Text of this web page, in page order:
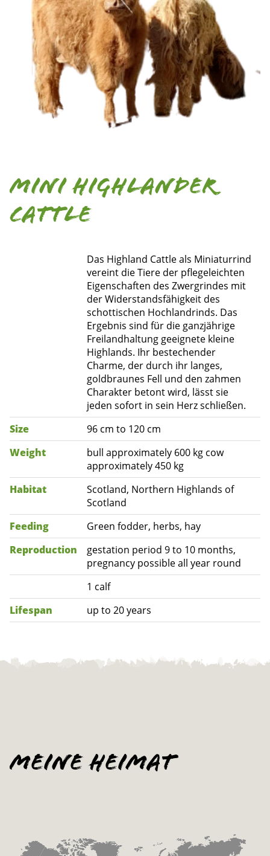
Mini Highlander
cattle
Das Highland Cattle als Miniaturrind
vereint die Tiere der pflegeleichten
Eigenschaften des Zwergrindes mit
der Widerstandsfähigkeit des
schottischen Hochlandrinds. Das
Ergebnis sind für die ganzjährige
Freilandhaltung geeignete kleine
Highlands. Ihr bestechender
Charme, der durch ihr langes,
goldbraunes Fell und den zahmen
Charakter betont wird, lässt sie
jeden sofort in sein Herz schließen.
Size
96 cm to 120 cm
Weight
bull approximately 600 kg cow
approximately 450 kg
Habitat
Scotland, Northern Highlands of
Scotland
Feeding
Green fodder, herbs, hay
Reproduction
gestation period 9 to 10 months,
pregnancy possible all year round
1 calf
Lifespan
up to 20 years
Meine Heimat